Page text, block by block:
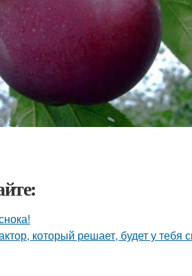
который решает, будет у тебя